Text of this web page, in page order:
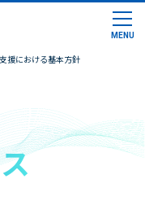
援における基本方針